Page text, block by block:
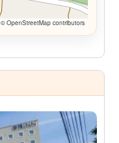
© OpenStreetMap contributors